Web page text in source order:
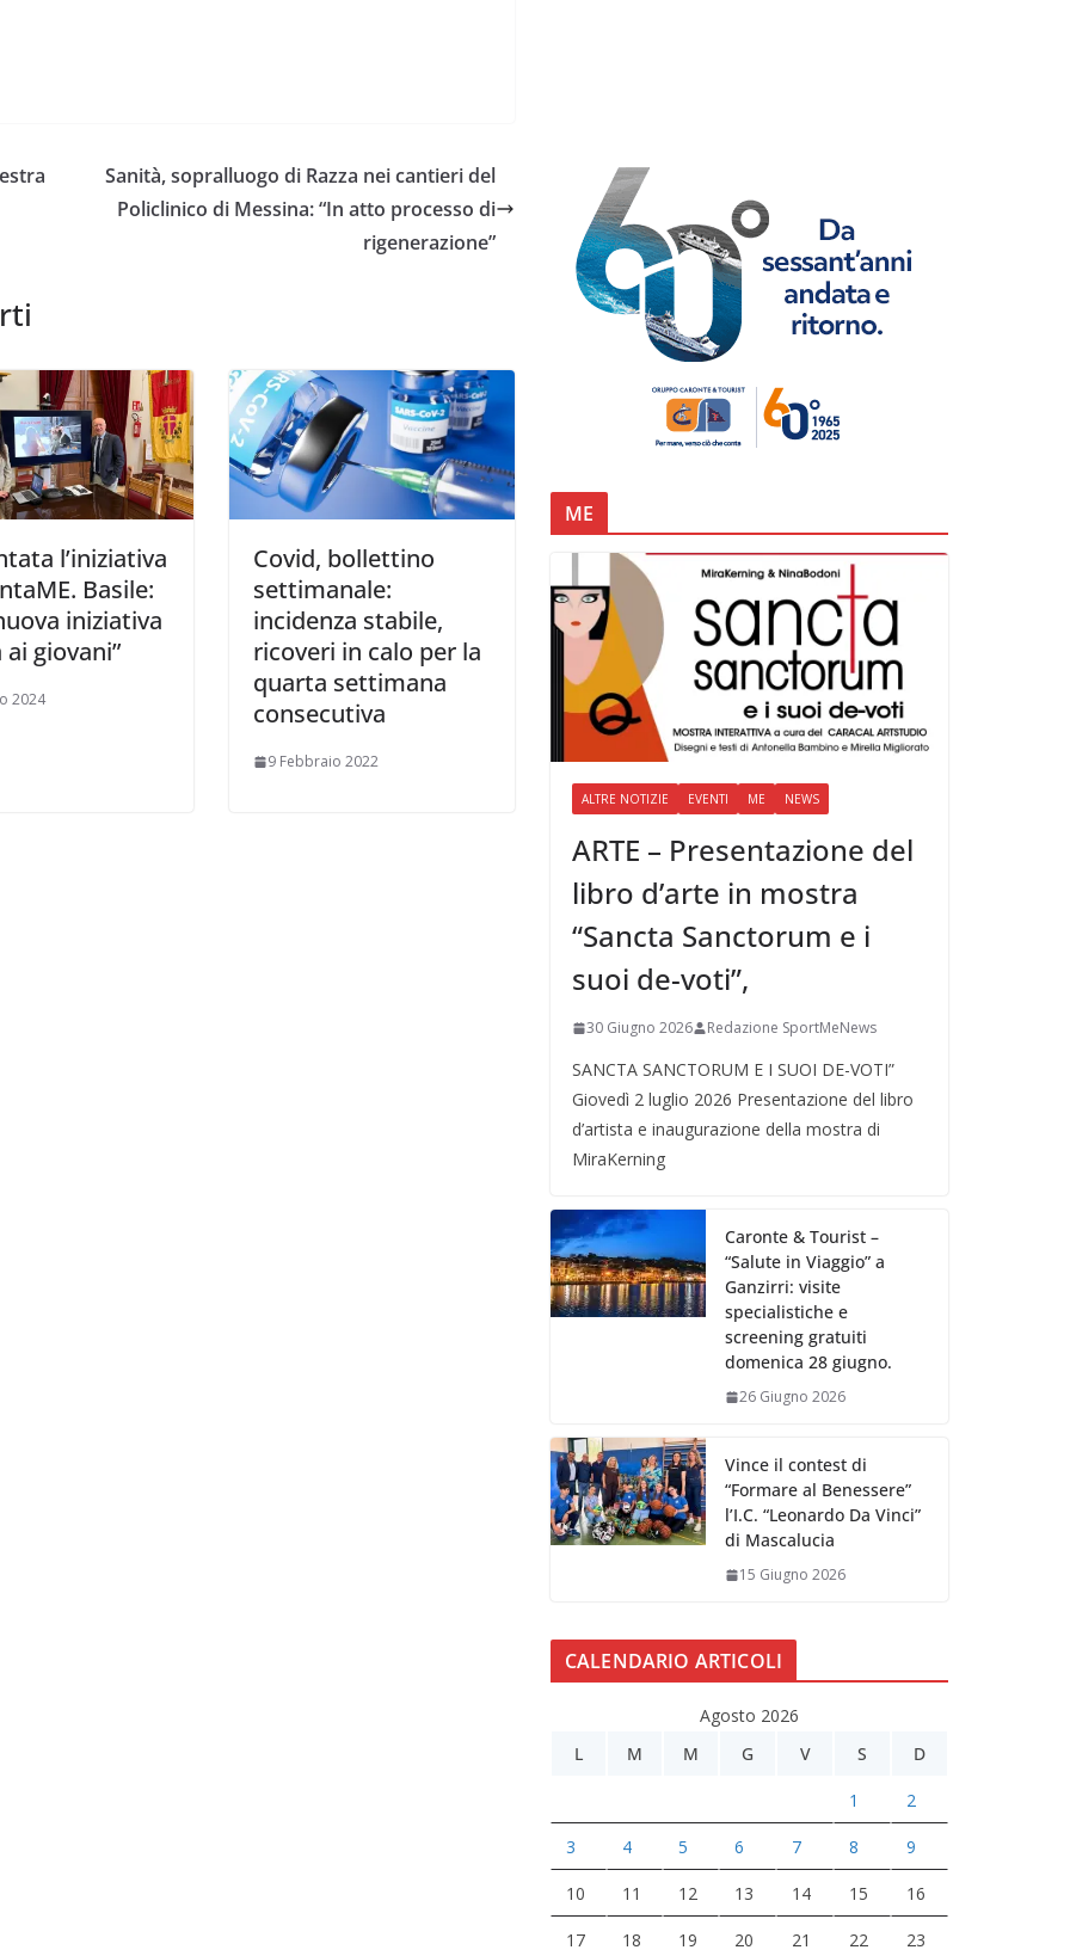
Sanità, sopralluogo di Razza nei cantieri del
Policlinico di Messina: “In atto processo di
rigenerazione”
l’iniziativa
Basile:
iniziativa
giovani”
2024
Covid, bollettino
settimanale:
incidenza stabile,
ricoveri in calo per la
quarta settimana
consecutiva
9 Febbraio 2022
ME
ALTRE NOTIZIE EVENTI ME NEWS
ARTE – Presentazione del
libro d’arte in mostra
“Sancta Sanctorum e i
suoi de-voti”,
30 Giugno 2026 Redazione SportMeNews
SANCTA SANCTORUM E I SUOI DE-VOTI”
Giovedì 2 luglio 2026 Presentazione del libro
d’artista e inaugurazione della mostra di
MiraKerning
Caronte & Tourist –
“Salute in Viaggio” a
Ganzirri: visite
specialistiche e
screening gratuiti
domenica 28 giugno.
26 Giugno 2026
Vince il contest di
“Formare al Benessere”
l’I.C. “Leonardo Da Vinci”
di Mascalucia
15 Giugno 2026
CALENDARIO ARTICOLI
Agosto 2026
L
M M G V S D
1 2
3 4 5 6 7 8 9
10 11 12 13 14 15 16
17 18 19 20 21 22 23